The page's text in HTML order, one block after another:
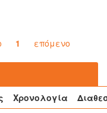
1 επόμενο
Χρονολογία